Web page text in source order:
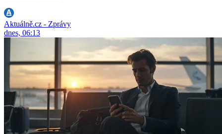
Aktuálně.cz - Zprávy
dnes, 06:13